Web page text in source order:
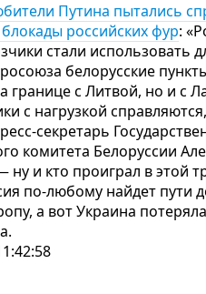
Путина пытались
российских фур:
стали использовать
белорусские
границе с Литвой, но и с
с нагрузкой
секретарь
комитета Белоруссии
и кто проиграл в этой
по-любому найдет пути
а вот Украина